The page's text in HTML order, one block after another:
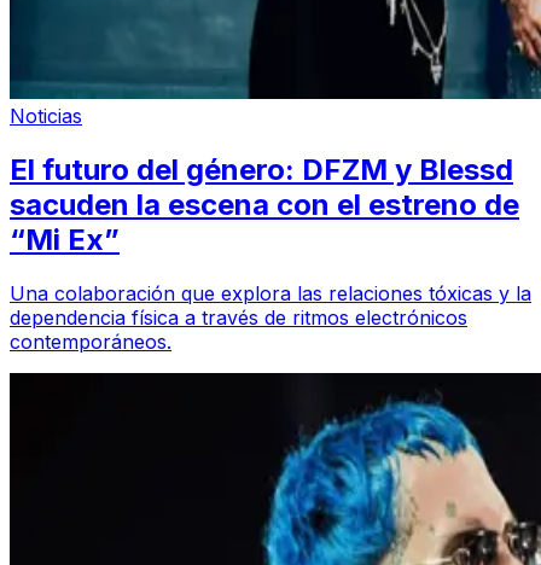
Noticias
El futuro del género: DFZM y Blessd
sacuden la escena con el estreno de
“Mi Ex”
Una colaboración que explora las relaciones tóxicas y la
dependencia física a través de ritmos electrónicos
contemporáneos.